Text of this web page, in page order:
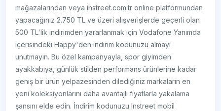
mağazalarından veya instreet.com.tr online platformundan
yapacağınız 2.750 TL ve üzeri alışverişlerde geçerli olan
500 TL'lik indirimden yararlanmak için Vodafone Yanımda
içerisindeki Happy'den indirim kodunuzu almayı
unutmayın. Bu özel kampanyayla, spor giyimden
ayakkabıya, günlük stilden performans ürünlerine kadar
geniş bir ürün yelpazesinden dilediğiniz markaların en
yeni koleksiyonlarını daha avantajlı fiyatlarla yakalama
şansını elde edin. İndirim kodunuzu Instreet mobil